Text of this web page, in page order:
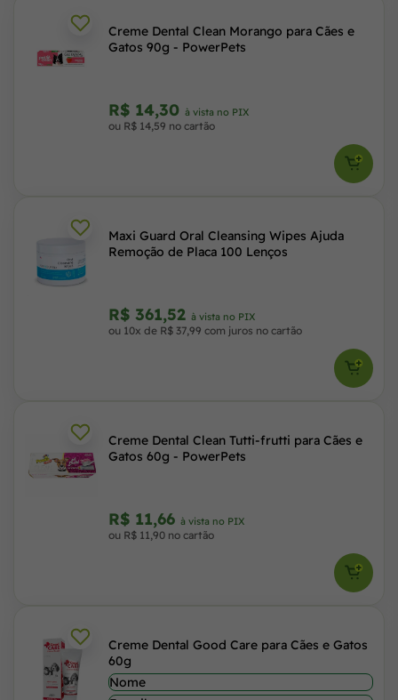
Creme Dental Clean Morango para Cães e
Gatos 90g - PowerPets
R$ 14,30 à vista no PIX
ou R$ 14,59 no cartão
Maxi Guard Oral Cleansing Wipes Ajuda
Remoção de Placa 100 Lenços
R$ 361,52 à vista no PIX
ou 10x de R$ 37,99 com juros no cartão
Creme Dental Clean Tutti-frutti para Cães e
Gatos 60g - PowerPets
R$ 11,66 à vista no PIX
ou R$ 11,90 no cartão
Creme Dental Good Care para Cães e Gatos
60g